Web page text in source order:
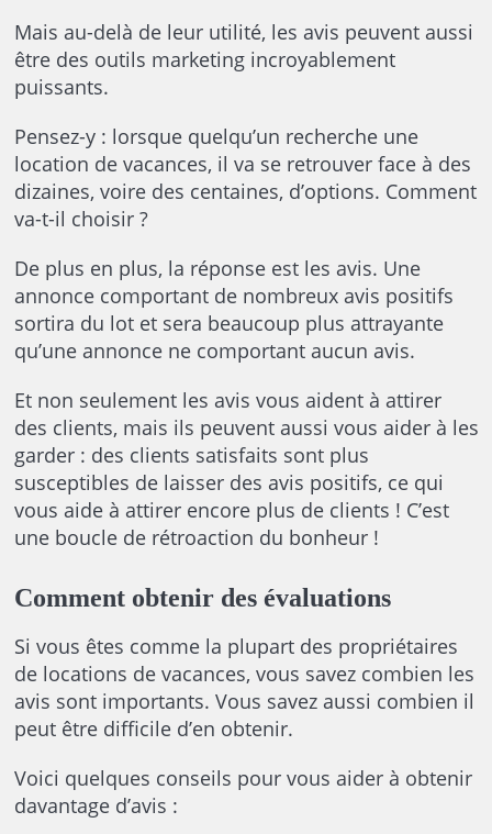
Mais au-delà de leur utilité, les avis peuvent aussi
être des outils marketing incroyablement
puissants.
Pensez-y : lorsque quelqu’un recherche une
location de vacances, il va se retrouver face à des
dizaines, voire des centaines, d’options. Comment
va-t-il choisir ?
De plus en plus, la réponse est les avis. Une
annonce comportant de nombreux avis positifs
sortira du lot et sera beaucoup plus attrayante
qu’une annonce ne comportant aucun avis.
Et non seulement les avis vous aident à attirer
des clients, mais ils peuvent aussi vous aider à les
garder : des clients satisfaits sont plus
susceptibles de laisser des avis positifs, ce qui
vous aide à attirer encore plus de clients ! C’est
une boucle de rétroaction du bonheur !
Comment obtenir des évaluations
Si vous êtes comme la plupart des propriétaires
de locations de vacances, vous savez combien les
avis sont importants. Vous savez aussi combien il
peut être difficile d’en obtenir.
Voici quelques conseils pour vous aider à obtenir
davantage d’avis :